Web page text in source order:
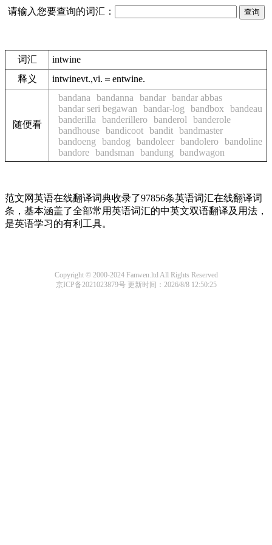
请输入您要查询的词汇：
词汇
intwine
释义
intwinevt.,vi.＝entwine.
随便看
bandana bandanna bandar bandar abbas
bandar seri begawan
bandar-log bandbox
bandeau
banderilla
banderillero banderol
banderole
bandhouse bandicoot bandit bandmaster
bandoeng
bandog bandoleer bandolero bandoline
bandore bandsman bandung bandwagon
范文网英语在线翻译词典收录了97856条英语词汇在线翻译词
条，基本涵盖了全部常用英语词汇的中英文双语翻译及用法，
是英语学习的有利工具。
Copyright © 2000-2024 Fanwen.ltd All Rights Reserved
京ICP备2021023879号更新时间：2026/8/8 12:50:25